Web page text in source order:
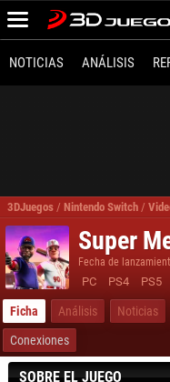
NOTICIAS ANÁLISIS
3DJuegos / Nintendo Switch /
Super
Fecha de
PC PS4 PS5
Ficha Análisis Noticias
Conexiones
SOBRE EL JUEGO